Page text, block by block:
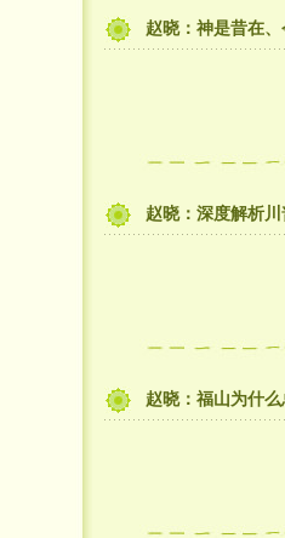
赵晓：神是昔在
赵晓：深度解析
赵晓：福山为什